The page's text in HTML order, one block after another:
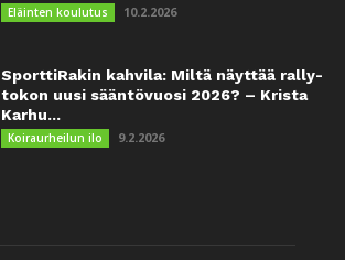
Eläinten koulutus 10.2.2026
SporttiRakin kahvila: Miltä näyttää rally-
tokon uusi sääntövuosi 2026? – Krista
Karhu...
Koiraurheilun ilo 9.2.2026